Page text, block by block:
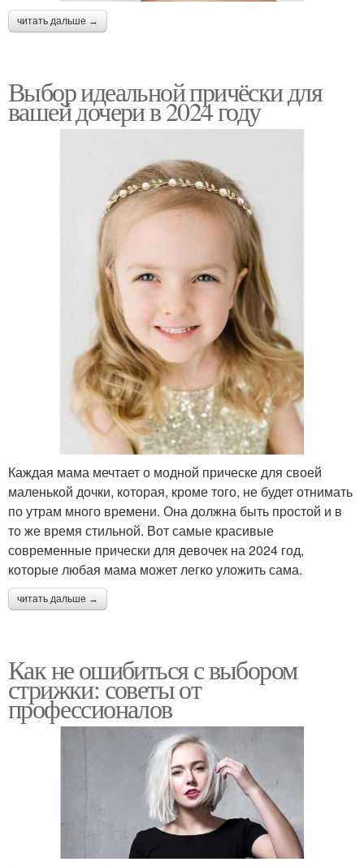
читать дальше →
Выбор идеальной причёски для
вашей дочери в 2024 году
Каждая мама мечтает о модной прическе для своей
маленькой дочки, которая, кроме того, не будет отнимать
по утрам много времени. Она должна быть простой и в
то же время стильной. Вот самые красивые
современные прически для девочек на 2024 год,
которые любая мама может легко уложить сама.
читать дальше →
Как не ошибиться с выбором
стрижки: советы от
профессионалов